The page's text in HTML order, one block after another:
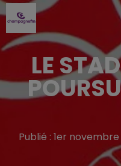
LE
Publié : 1er